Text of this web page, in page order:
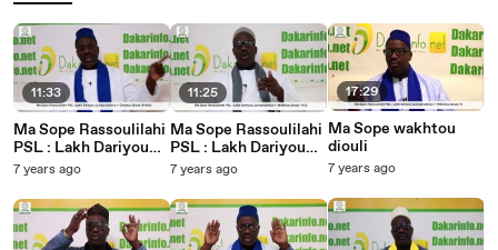
11:33
Ma Sope Rassoulilahi
PSL : Lakh Dariyou
(Jurisprudence )-
(Priére)
7 years ago
11:25
Ma Sope Rassoulilahi
PSL : Lakh Dariyou
(Jurisprudence )-
7 years ago
17:29
Ma Sope wakhtou
diouli
7 years ago